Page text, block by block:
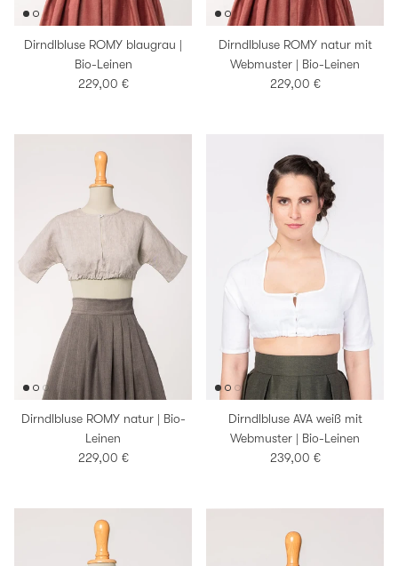
Dirndlbluse ROMY blaugrau |
Bio-Leinen
Normaler Preis
229,00 €
Dirndlbluse ROMY natur mit
Webmuster | Bio-Leinen
Normaler Preis
229,00 €
Dirndlbluse ROMY natur | Bio-
Leinen
Normaler Preis
229,00 €
Dirndlbluse AVA weiß mit
Webmuster | Bio-Leinen
Normaler Preis
239,00 €